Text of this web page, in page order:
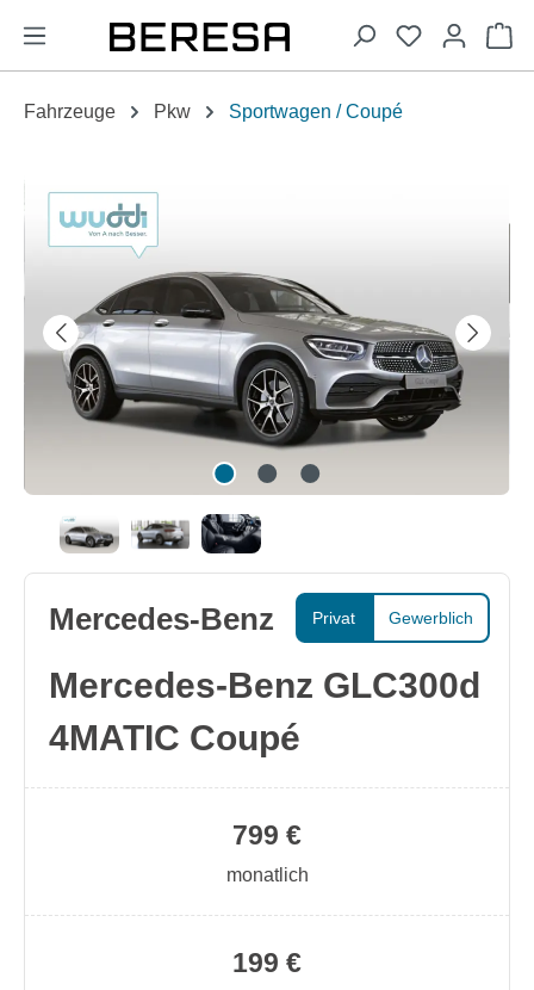
springen
Fahrzeuge Pkw Sportwagen / Coupé
Bildergalerie überspringen
Privat Gewerblich
Mercedes-Benz
Mercedes-Benz GLC300d
4MATIC Coupé
199 €
799 €
monatlich